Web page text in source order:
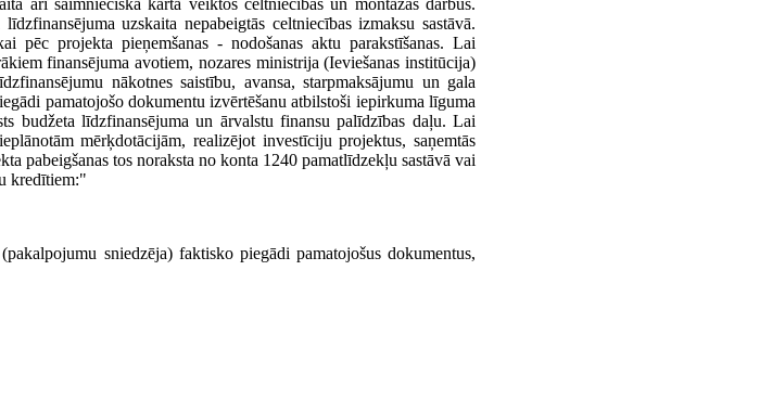
arī saimnieciskā kārtā veiktos celtniecības un montāžas darbus.
uzskaita nepabeigtās celtniecības izmaksu sastāvā.
pēc projekta pieņemšanas - nodošanas aktu parakstīšanas. Lai
finansējuma avotiem, nozares ministrija (Ieviešanas institūcija)
nākotnes saistību, avansa, starpmaksājumu un gala
pamatojošo dokumentu izvērtēšanu atbilstoši iepirkuma līguma
budžeta līdzfinansējuma un ārvalstu finansu palīdzības daļu. Lai
mērķdotācijām, realizējot investīciju projektus, saņemtās
pabeigšanas tos noraksta no konta 1240 pamatlīdzekļu sastāvā vai
kredītiem:"
sniedzēja) faktisko piegādi pamatojošus dokumentus,